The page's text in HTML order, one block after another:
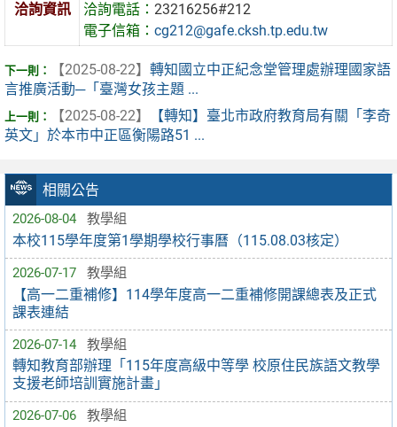
相關公告
2026-08-04 教學組
本校115學年度第1學期學校行事曆（115.08.03核定）
2026-07-17 教學組
【高一二重補修】114學年度高一二重補修開課總表及正式
課表連結
2026-07-14 教學組
轉知教育部辦理「115年度高級中等學 校原住民族語文教學
支援老師培訓實施計畫」
2026-07-06 教學組
洽詢資訊
洽詢電話：23216256#212
電子信箱：cg212@gafe.cksh.tp.edu.tw
【2025-08-22】 轉知國立中正紀念堂管理處辦理國家語
言推廣活動─「臺灣女孩主題 ...
【2025-08-22】
【轉知】臺北市政府教育局有關「李奇
英文」於本市中正區衡陽路51 ...